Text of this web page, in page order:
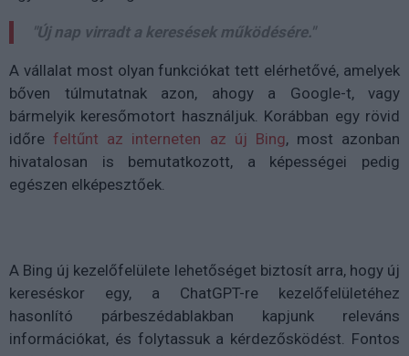
"Új nap virradt a keresések működésére."
A vállalat most olyan funkciókat tett elérhetővé, amelyek
bőven túlmutatnak azon, ahogy a Google-t, vagy
bármelyik keresőmotort használjuk. Korábban egy rövid
időrefeltűnt az interneten az új Bing, most azonban
hivatalosan is bemutatkozott, a képességei pedig
egészen elképesztőek.
A Bing új kezelőfelülete lehetőséget biztosít arra, hogy új
kereséskor egy, a ChatGPT-re kezelőfelületéhez
hasonlító párbeszédablakban kapjunk releváns
információkat, és folytassuk a kérdezősködést. Fontos